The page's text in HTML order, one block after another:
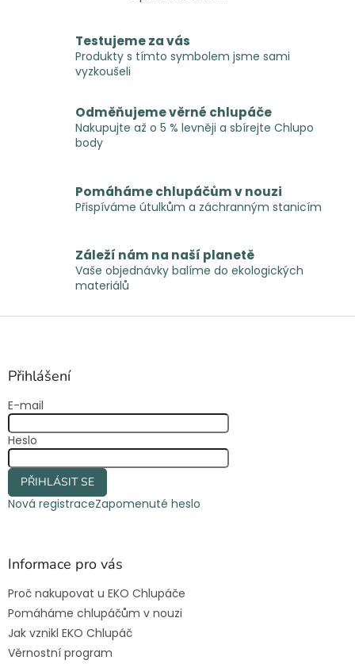
l
á
d
í
p
r
v
ý
s
u
Testujeme za vás
Produkty s tímto symbolem jsme sami
vyzkoušeli
Odměňujeme věrné chlupáče
Nakupujte až o 5 % levněji a sbírejte Chlupo
body
Pomáháme chlupáčům v nouzi
Přispíváme útulkům a záchranným stanicím
Záleží nám na naší planetě
Vaše objednávky balíme do ekologických
materiálů
Z
Přihlášení
E-mail
Heslo
PŘIHLÁSIT SE
Nová registraceZapomenuté heslo
Informace pro vás
Proč nakupovat u EKO Chlupáče
Pomáháme chlupáčům v nouzi
Jak vznikl EKO Chlupáč
Věrnostní program